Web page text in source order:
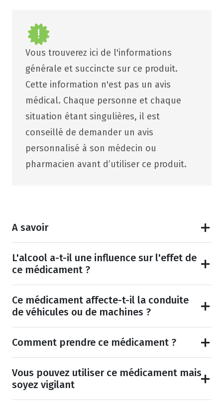
Vous trouverez ici de l'informations
générale et succincte sur ce produit.
Cette information n'est pas un avis
médical. Chaque personne et chaque
situation étant singulières, il est
conseillé de demander un avis
personnalisé à son médecin ou
pharmacien avant d’utiliser ce produit.
A savoir
L'alcool a-t-il une influence sur l'effet de
ce médicament ?
Ce médicament affecte-t-il la conduite
de véhicules ou de machines ?
Comment prendre ce médicament ?
Vous pouvez utiliser ce médicament mais
soyez vigilant